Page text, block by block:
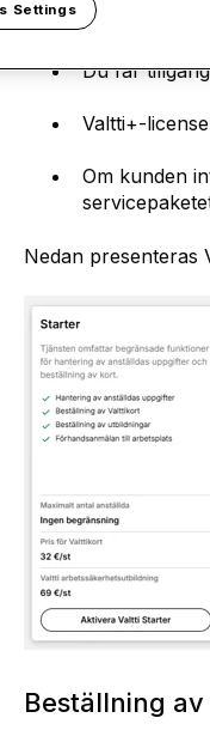
Valtti
Du får
Valtti+-
Om kunden
Nedan presenteras
Beställning
Settings